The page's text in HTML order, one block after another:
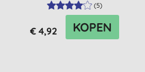
(5)
€ 4,92 KOPEN